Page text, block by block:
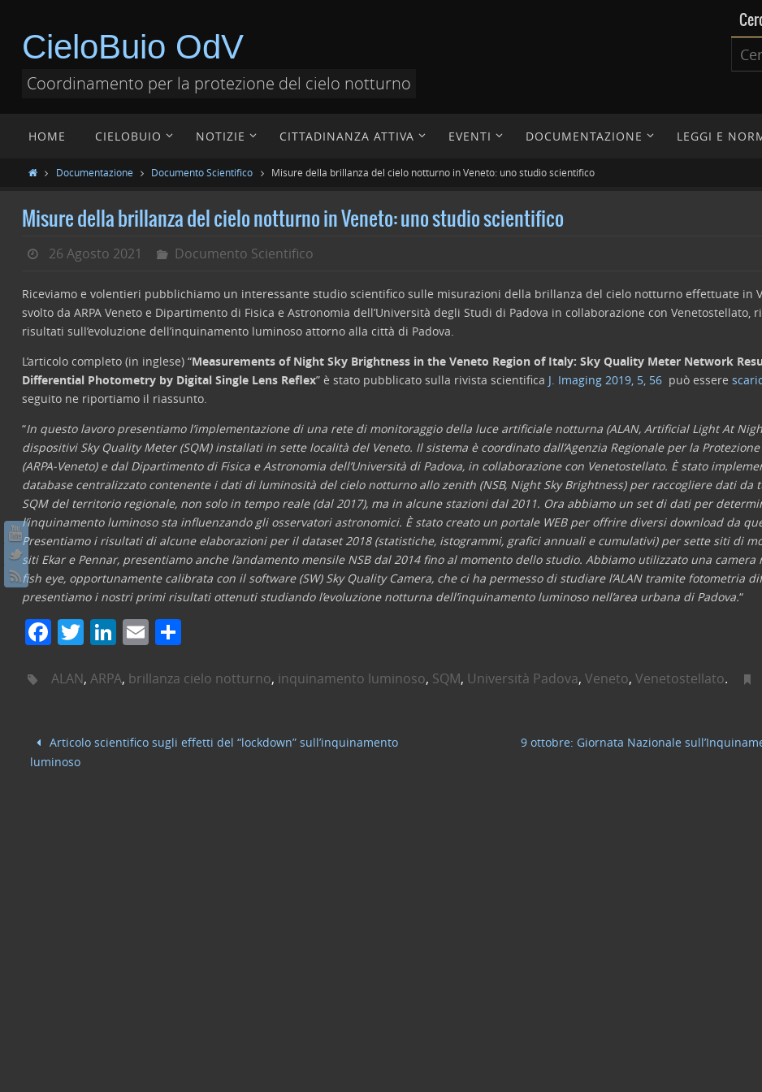
CieloBuio OdV
Coordinamento per la protezione del cielo notturno
HOME CIELOBUIO NOTIZIE CITTADINANZA ATTIVA EVENTI DOCUMENTAZIONE LEGGI E
Documentazione Documento Scientifico Misure della brillanza del cielo notturno in Veneto: uno studio scientifico
Misure della brillanza del cielo notturno in Veneto: uno studio scientifico
26 Agosto 2021 Documento Scientifico
Riceviamo e volentieri pubblichiamo un interessante studio scientifico sulle misurazioni della brillanza del cielo notturno effettuate in
svolto da ARPA Veneto e Dipartimento di Fisica e Astronomia dell’Università degli Studi di Padova in collaborazione con Venetostellato,
risultati sull’evoluzione dell’inquinamento luminoso attorno alla città di Padova.
L’articolo completo (in inglese) “Measurements of Night Sky Brightness in the Veneto Region of Italy: Sky Quality Meter Network
Differential Photometry by Digital Single Lens Reflex” è stato pubblicato sulla rivista scientifica J. Imaging 2019, 5, 56 può essere
seguito ne riportiamo il riassunto.
“In questo lavoro presentiamo l’implementazione di una rete di monitoraggio della luce artificiale notturna (ALAN, Artificial Light At
dispositivi Sky Quality Meter (SQM) installati in sette località del Veneto. Il sistema è coordinato dall’Agenzia Regionale per la Protezione
(ARPA-Veneto) e dal Dipartimento di Fisica e Astronomia dell’Università di Padova, in collaborazione con Venetostellato. È stato
database centralizzato contenente i dati di luminosità del cielo notturno allo zenith (NSB, Night Sky Brightness) per raccogliere dati da
SQM del territorio regionale, non solo in tempo reale (dal 2017), ma in alcune stazioni dal 2011. Ora abbiamo un set di dati per
l’inquinamento luminoso sta influenzando gli osservatori astronomici. È stato creato un portale WEB per offrire diversi download da
Presentiamo i risultati di alcune elaborazioni per il dataset 2018 (statistiche, istogrammi, grafici annuali e cumulativi) per sette siti di
siti Ekar e Pennar, presentiamo anche l’andamento mensile NSB dal 2014 fino al momento dello studio. Abbiamo utilizzato una camera
fish eye, opportunamente calibrata con il software (SW) Sky Quality Camera, che ci ha permesso di studiare l’ALAN tramite fotometria
presentiamo i nostri primi risultati ottenuti studiando l’evoluzione notturna dell’inquinamento luminoso nell’area urbana di Padova.“
F
c
b
o
T
itt
Li
k
dI
E
ai n
vi
ALAN, ARPA, brillanza cielo notturno, inquinamento luminoso, SQM, Università Padova, Veneto, Venetostellato.
Articolo scientifico sugli effetti del “lockdown” sull’inquinamento
luminoso
9 ottobre: Giornata Nazionale